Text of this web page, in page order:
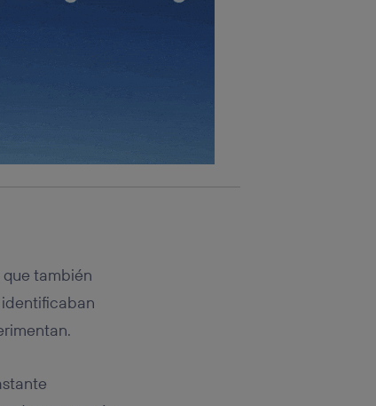
también
identificaban
que